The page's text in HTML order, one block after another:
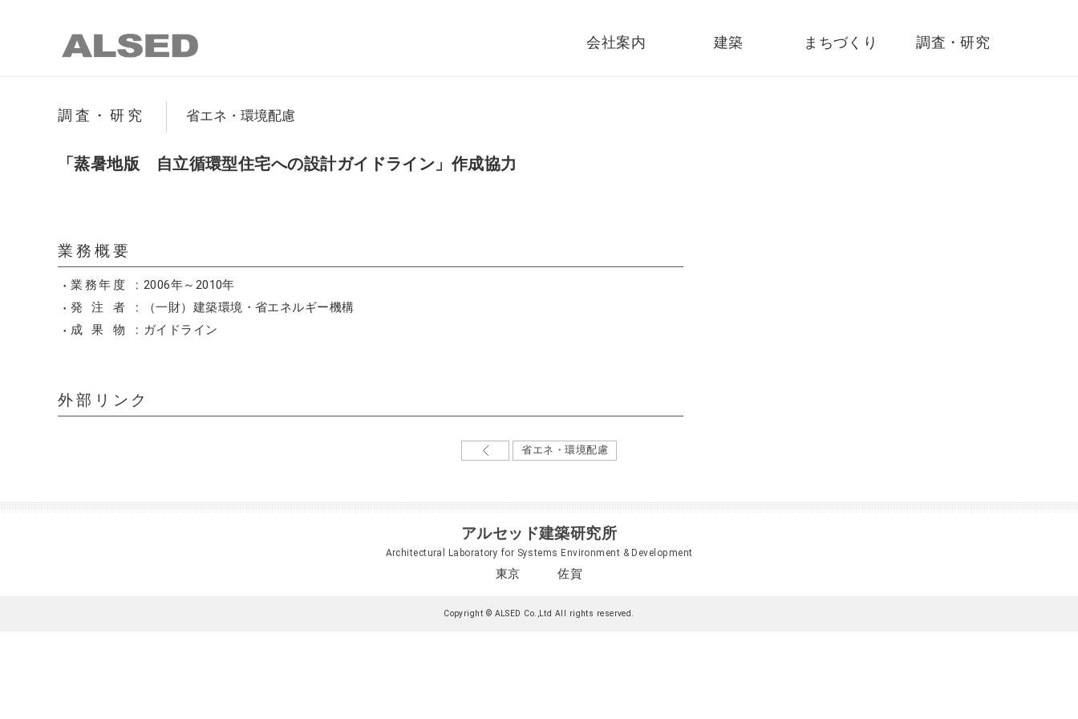
会社案内 建築 まちづくり 調査・研究
調査・研究 省エネ・環境配慮
「蒸暑地版 自立循環型住宅への設計ガイドライン」作成協力
業務概要
業務年度
2006年～2010年
発注者
（一財）建築環境・省エネルギー機構
成果物
ガイドライン
外部リンク
省エネ・環境配慮
アルセッド建築研究所
Architectural Laboratory for Systems Environment & Development
東京 佐賀
Copyright © ALSED Co.,Ltd All rights reserved.